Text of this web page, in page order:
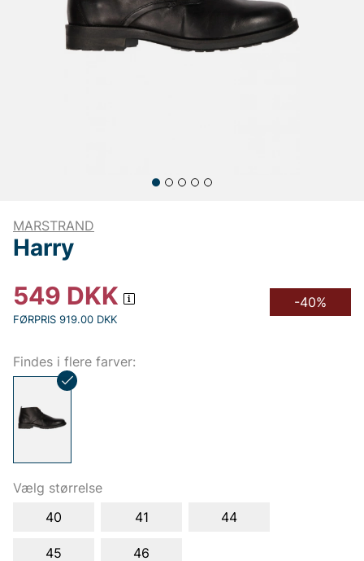
MARSTRAND
Harry
549 DKK
FØRPRIS 919.00 DKK
-40%
Findes i flere farver:
Vælg størrelse
40
41 44
45 46